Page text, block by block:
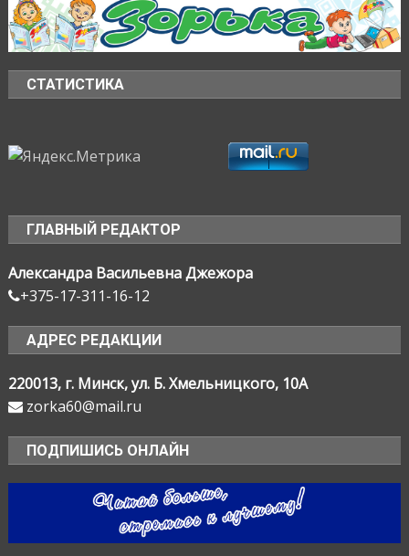
СТАТИСТИКА
ГЛАВНЫЙ РЕДАКТОР
Александра Васильевна Джежора
+375-17-311-16-12
АДРЕС РЕДАКЦИИ
220013, г. Минск, ул. Б. Хмельницкого, 10А
zorka60@mail.ru
ПОДПИШИСЬ ОНЛАЙН